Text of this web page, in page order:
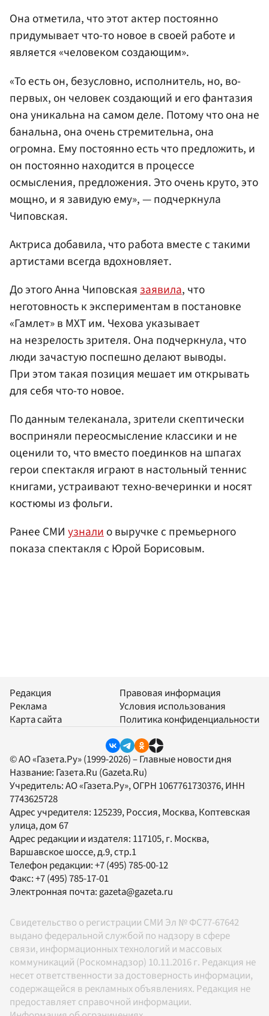
Она отметила, что этот актер постоянно
придумывает что-то новое в своей работе и
является «человеком создающим».
«То есть он, безусловно, исполнитель, но, во-
первых, он человек создающий и его фантазия
она уникальна на самом деле. Потому что она не
банальна, она очень стремительна, она
огромна. Ему постоянно есть что предложить, и
он постоянно находится в процессе
осмысления, предложения. Это очень круто, это
мощно, и я завидую ему», — подчеркнула
Чиповская.
Актриса добавила, что работа вместе с такими
артистами всегда вдохновляет.
До этого Анна Чиповскаязаявила, что
неготовность к экспериментам в постановке
«Гамлет» в МХТ им. Чехова указывает
на незрелость зрителя. Она подчеркнула, что
люди зачастую поспешно делают выводы.
При этом такая позиция мешает им открывать
для себя что-то новое.
По данным телеканала, зрители скептически
восприняли переосмысление классики и не
оценили то, что вместо поединков на шпагах
герои спектакля играют в настольный теннис
книгами, устраивают техно-вечеринки и носят
костюмы из фольги.
Ранее СМИ узналио выручке с премьерного
показа спектакля с Юрой Борисовым.
Редакция
Реклама
Карта сайта
Правовая информация
Условия использования
Политика конфиденциальности
© АО «Газета.Ру» (1999-2026) – Главные новости дня
Название: Газета.Ru (Gazeta.Ru)
Учредитель:АО «Газета.Ру», ОГРН 1067761730376, ИНН
7743625728
Адрес учредителя: 125239, Россия, Москва, Коптевская
улица, дом 67
Адрес редакции и издателя: 117105, г. Москва,
Варшавское шоссе, д.9, стр.1
Телефон редакции:+7 (495) 785-00-12
Факс:+7 (495) 785-17-01
Электронная почта: gazeta@gazeta.ru
Свидетельство о регистрации СМИ Эл № ФС77-67642
выдано федеральной службой по надзору в сфере
связи, информационных технологий и массовых
коммуникаций (Роскомнадзор) 10.11.2016 г. Редакция не
несет ответственности за достоверность информации,
содержащейся в рекламных объявлениях. Редакция не
предоставляет справочной информации.